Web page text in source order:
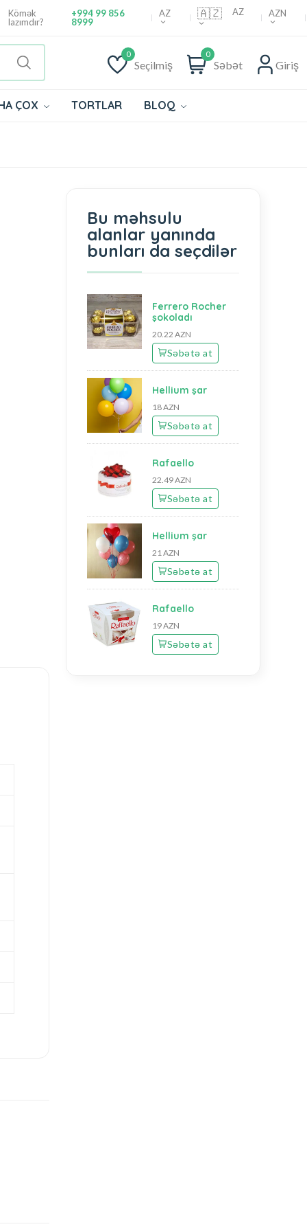
Kömək
lazımdır?
+994 99 856
8999
AZ 🇦🇿 AZ AZN
0
Seçilmiş
0
Səbət Giriş
ÇOX TORTLAR BLOQ
Bu məhsulu
alanlar yanında
bunları da seçdilər
Ferrero Rocher
şokoladı
20.22 AZN
Səbətə at
Hellium şar
18 AZN
Səbətə at
Rafaello
22.49 AZN
Səbətə at
Hellium şar
21 AZN
Səbətə at
Rafaello
19 AZN
Səbətə at